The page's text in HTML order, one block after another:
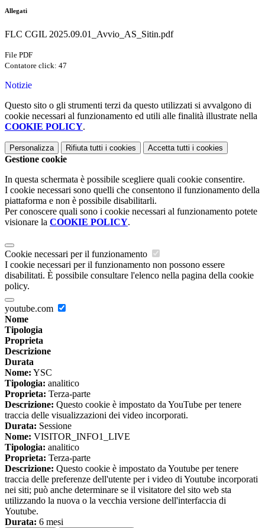
Allegati
FLC CGIL 2025.09.01_Avvio_AS_Sitin.pdf
File PDF
Contatore click: 47
Notizie
Questo sito o gli strumenti terzi da questo utilizzati si avvalgono di
cookie necessari al funzionamento ed utili alle finalità illustrate nella
COOKIE POLICY.
Personalizza Rifiuta tutti i cookies Accetta tutti i cookies
Gestione cookie
In questa schermata è possibile scegliere quali cookie consentire.
I cookie necessari sono quelli che consentono il funzionamento della
piattaforma e non è possibile disabilitarli.
Per conoscere quali sono i cookie necessari al funzionamento potete
visionare la COOKIE POLICY.
Cookie necessari per il funzionamento
I cookie necessari per il funzionamento non possono essere
disabilitati. È possibile consultare l'elenco nella pagina della cookie
policy.
youtube.com
Nome
Tipologia
Proprieta
Descrizione
Durata
Nome: YSC
Tipologia: analitico
Proprieta: Terza-parte
Descrizione: Questo cookie è impostato da YouTube per tenere
traccia delle visualizzazioni dei video incorporati.
Durata: Sessione
Nome: VISITOR_INFO1_LIVE
Tipologia: analitico
Proprieta: Terza-parte
Descrizione: Questo cookie è impostato da Youtube per tenere
traccia delle preferenze dell'utente per i video di Youtube incorporati
nei siti; può anche determinare se il visitatore del sito web sta
utilizzando la nuova o la vecchia versione dell'interfaccia di
Youtube.
Durata: 6 mesi